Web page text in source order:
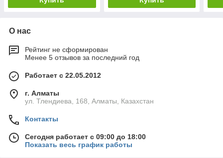
О нас
Рейтинг не сформирован
Менее 5 отзывов за последний год
Работает с 22.05.2012
г. Алматы
ул. Тлендиева, 168, Алматы, Казахстан
Контакты
Сегодня работает с 09:00 до 18:00
Показать весь график работы